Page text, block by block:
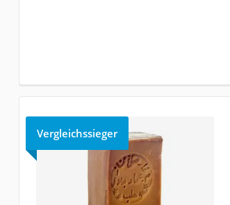
Vergleichssieger